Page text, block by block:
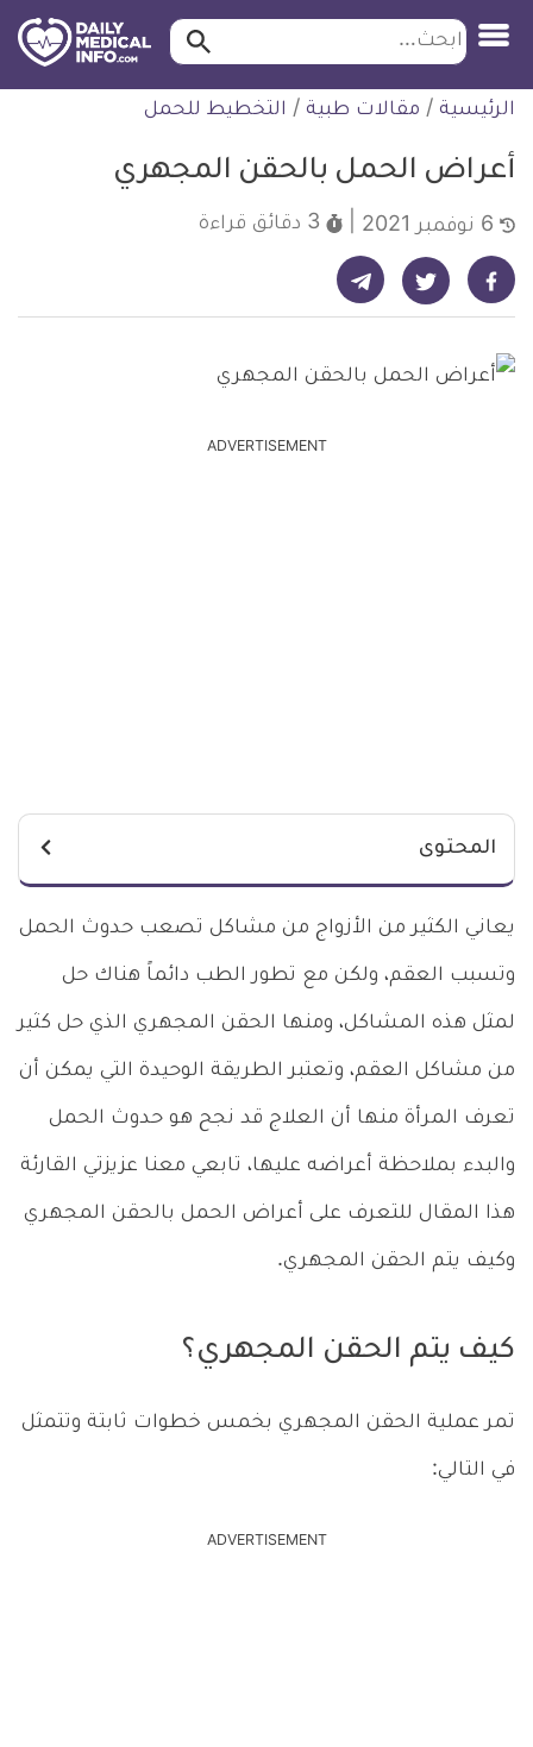
التخطي
للمحتوى
طبية
ابحث ابحث…
الرئيسية / مقالات طبية / التخطيط للحمل
أعراض الحمل بالحقن المجهري
3 دقائق قراءة
شارك على فيسبوك - ديلي ميديكال انفو شارك على تويتر - ديلي ميديكال انفو شارك على تيليجرام - ديلي ميديكال انفو
ADVERTISEMENT
المحتوى
يعاني الكثير من الأزواج من مشاكل تصعب حدوث الحمل
وتسبب العقم، ولكن مع تطور الطب دائماً هناك حل
لمثل هذه المشاكل، ومنها الحقن المجهري الذي حل كثير
من مشاكل العقم، وتعتبر الطريقة الوحيدة التي يمكن أن
تعرف المرأة منها أن العلاج قد نجح هو حدوث الحمل
والبدء بملاحظة أعراضه عليها، تابعي معنا عزيزتي القارئة
هذا المقال للتعرف على أعراض الحمل بالحقن المجهري
وكيف يتم الحقن المجهري.
كيف يتم الحقن المجهري؟
تمر عملية الحقن المجهري بخمس خطوات ثابتة وتتمثل
في التالي:
ADVERTISEMENT